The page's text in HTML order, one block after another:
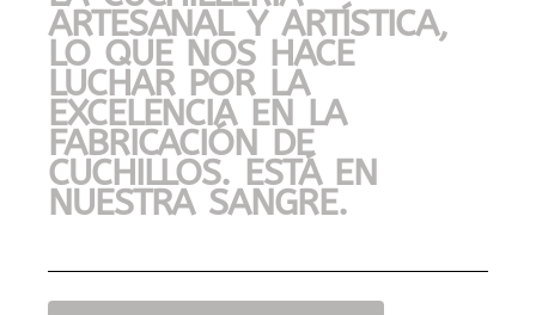
ARTESANAL Y ARTÍSTICA,
LO QUE NOS HACE
LUCHAR POR LA
EXCELENCIA EN LA
FABRICACIÓN DE
CUCHILLOS. ESTÁ EN
NUESTRA SANGRE.